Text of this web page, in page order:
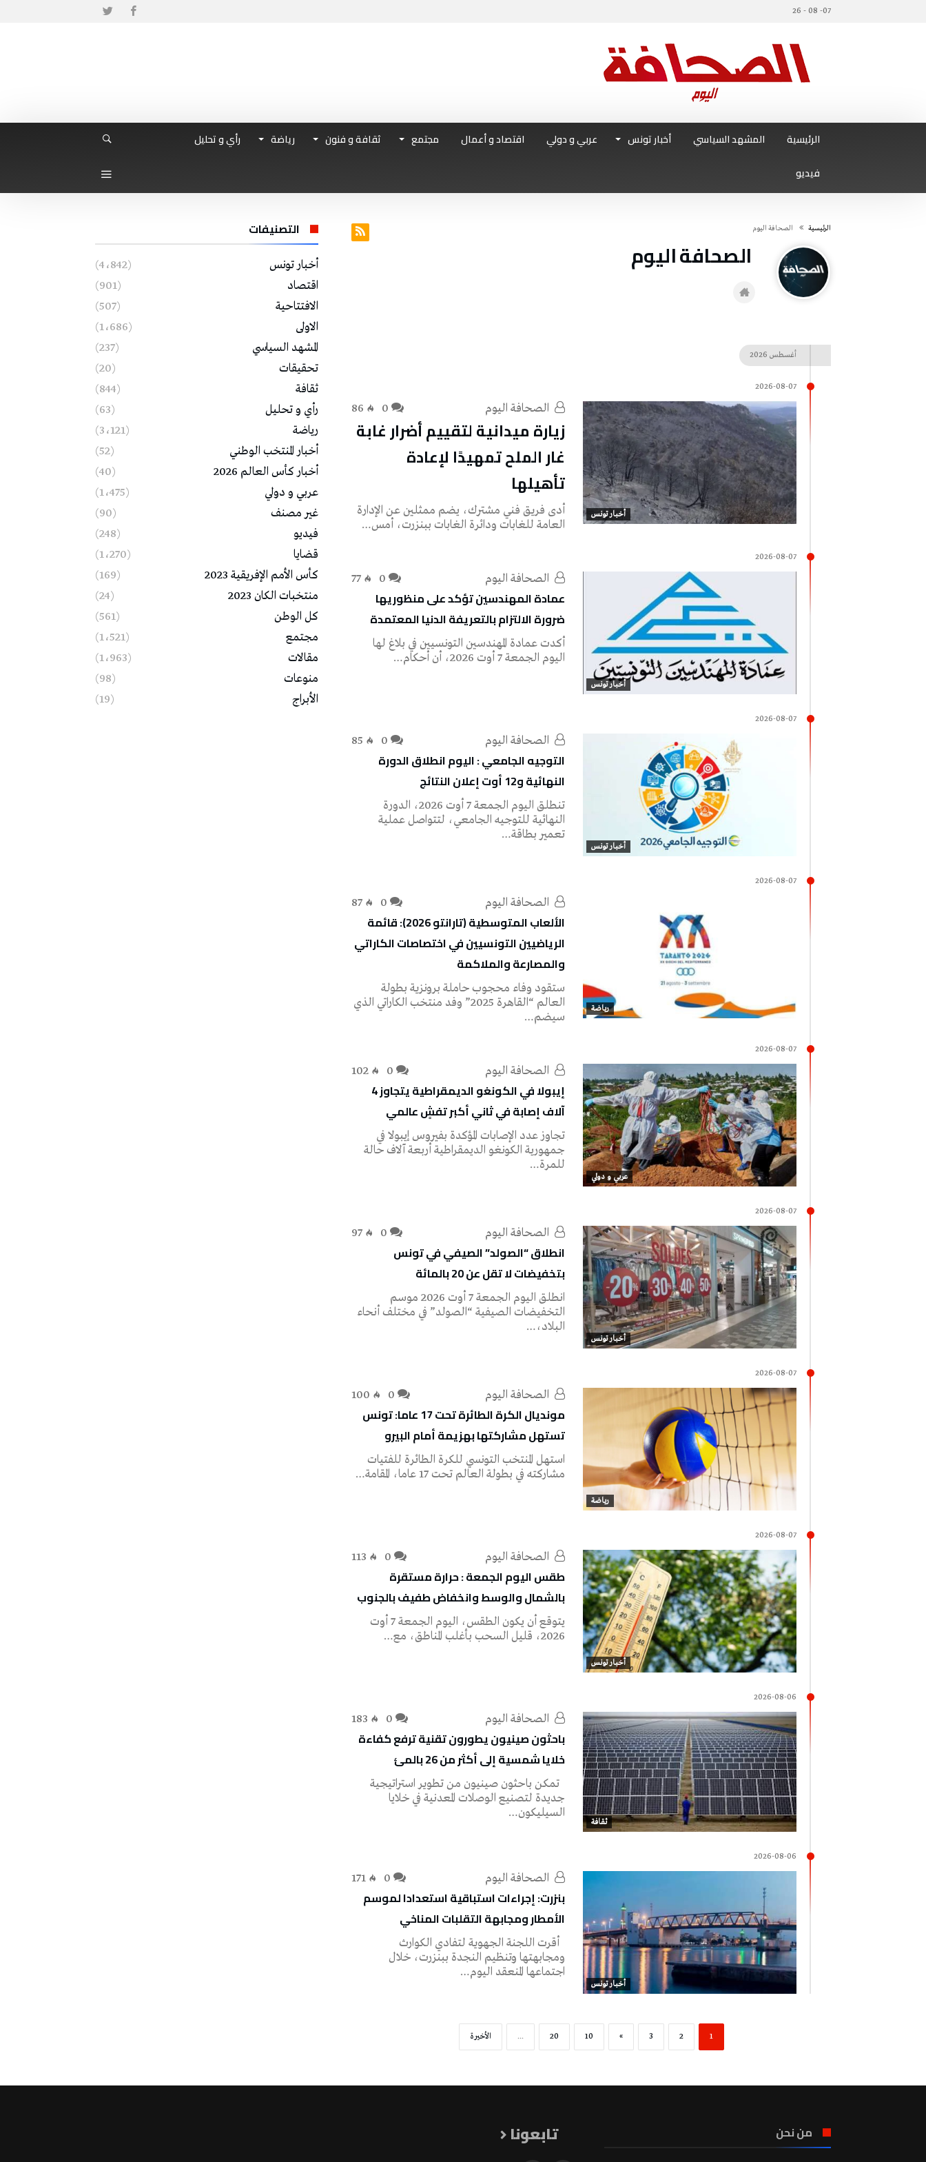
07- 08 - 26
الرئيسية المشهد السياسي أخبار تونس عربي و دولي اقتصاد و أعمال مجتمع ثقافة و فنون رياضة
رأي و تحليل
فيديو
‫الرئيسية‬
أغسطس 2026
2026-08-07
أخبار تونس
‭ ‬الصحافة‭ ‬اليوم 86
زيارة ميدانية لتقييم أضرار غابة
غار الملح تمهيدًا لإعادة
تأهيلها
أدى فريق فني مشترك، يضم ممثلين عن الإدارة
العامة للغابات ودائرة الغابات ببنزرت، أمس…
2026-08-07
أخبار تونس
‭ ‬الصحافة‭ ‬اليوم 77
عمادة المهندسين تؤكد على منظوريها
ضرورة الالتزام بالتعريفة الدنيا المعتمدة
أكدت عمادة المهندسين التونسيين في بلاغ لها
اليوم الجمعة 7 أوت 2026، أن أحكام…
2026-08-07
أخبار تونس
‭ ‬الصحافة‭ ‬اليوم 85
التوجيه الجامعي : اليوم انطلاق الدورة
النهائية و12 أوت إعلان النتائج
تنطلق اليوم الجمعة 7 أوت 2026، الدورة
النهائية للتوجيه الجامعي، لتتواصل عملية
تعمير بطاقة…
2026-08-07
رياضة
‭ ‬الصحافة‭ ‬اليوم 87
الألعاب المتوسطية (تارانتو 2026): قائمة
الرياضيين التونسيين في اختصاصات الكاراتي
والمصارعة والملاكمة
ستقود وفاء محجوب حاملة برونزية بطولة
العالم “القاهرة 2025” وفد منتخب الكاراتي الذي
سيضم…
2026-08-07
عربي و دولي
‭ ‬الصحافة‭ ‬اليوم 102
إيبولا في الكونغو الديمقراطية يتجاوز 4
آلاف إصابة في ثاني أكبر تفشٍ عالمي
تجاوز عدد الإصابات المؤكدة بفيروس إيبولا في
جمهورية الكونغو الديمقراطية أربعة آلاف حالة
للمرة…
2026-08-07
أخبار تونس
‭ ‬الصحافة‭ ‬اليوم 97
انطلاق “الصولد” الصيفي في تونس
بتخفيضات لا تقل عن 20 بالمائة
انطلق اليوم الجمعة 7 أوت 2026 موسم
التخفيضات الصيفية “الصولد” في مختلف أنحاء
البلاد،…
2026-08-07
رياضة
‭ ‬الصحافة‭ ‬اليوم 100
مونديال الكرة الطائرة تحت 17 عاما: تونس
تستهل مشاركتها بهزيمة أمام البيرو
استهل المنتخب التونسي للكرة الطائرة للفتيات
مشاركته في بطولة العالم تحت 17 عاما، المقامة…
2026-08-07
أخبار تونس
‭ ‬الصحافة‭ ‬اليوم 113
طقس اليوم الجمعة : حرارة مستقرة
بالشمال والوسط وانخفاض طفيف بالجنوب
يتوقع أن يكون الطقس، اليوم الجمعة 7 أوت
2026، قليل السحب بأغلب المناطق، مع…
2026-08-06
ثقافة
‭ ‬الصحافة‭ ‬اليوم 183
باحثون صينيون يطورون تقنية ترفع كفاءة
خلايا شمسية إلى أكثر من 26 بالمئ
تمكن باحثون صينيون من تطوير استراتيجية
جديدة لتصنيع الوصلات المعدنية في خلايا
السيليكون…
2026-08-06
أخبار تونس
‭ ‬الصحافة‭ ‬اليوم 171
بنزرت: إجراءات استباقية استعدادا لموسم
الأمطار ومجابهة التقلبات المناخي
أقرت اللجنة الجهوية لتفادي الكوارث
ومجابهتها وتنظيم النجدة ببنزرت، خلال
اجتماعها المنعقد اليوم…
1
2
3
»
10
20
... ‫الأخيرة‬
التصنيفات
أخبار تونس
(4٬842)
اقتصاد
(901)
الافتتاحية
(507)
الاولى
(1٬686)
المشهد السياسي
(237)
تحقيقات
(20)
ثقافة
(844)
رأي و تحليل
(63)
رياضة
(3٬121)
أخبار المنتخب الوطني
(52)
أخبار كأس العالم 2026
(40)
عربي و دولي
(1٬475)
غير مصنف
(90)
فيديو
(248)
قضايا
(1٬270)
كأس الأمم الإفريقية 2023
(169)
منتخبات الكان 2023
(24)
كل الوطن
(561)
مجتمع
(1٬521)
مقالات
(1٬963)
منوعات
(98)
الأبراج
(19)
من نحن تابعونا